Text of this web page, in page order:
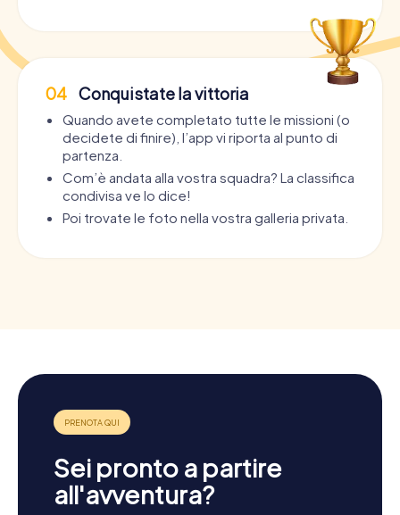
04 Conquistate la vittoria
Quando avete completato tutte le missioni (o
decidete di finire), l’app vi riporta al punto di
partenza.
Com’è andata alla vostra squadra? La classifica
condivisa ve lo dice!
Poi trovate le foto nella vostra galleria privata.
Sei pronto a partire
all'avventura?